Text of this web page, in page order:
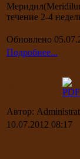
течение 2-4
Обновлено
Подробнее...
Автор:
10.07.2012 08:17